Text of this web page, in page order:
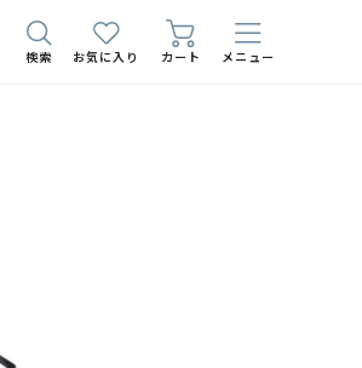
検索 お気に入り カート メニュー